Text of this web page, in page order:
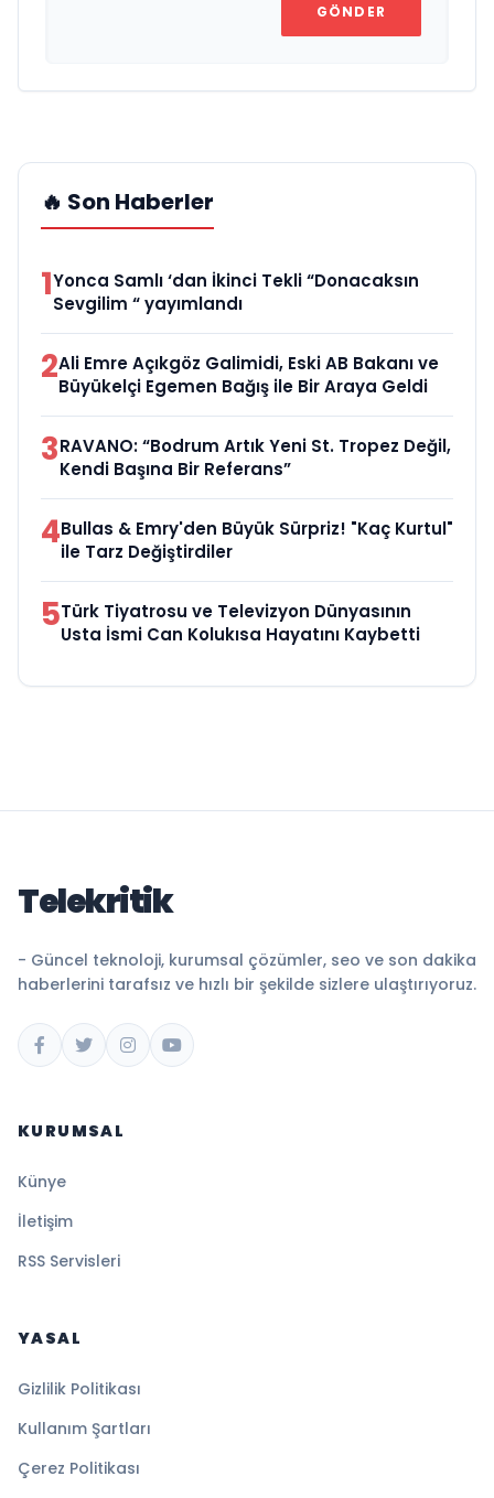
GÖNDER
🔥 Son Haberler
1Yonca Samlı ‘dan İkinci Tekli “Donacaksın
Sevgilim “ yayımlandı
2Ali Emre Açıkgöz Galimidi, Eski AB Bakanı ve
Büyükelçi Egemen Bağış ile Bir Araya Geldi
3RAVANO: “Bodrum Artık Yeni St. Tropez Değil,
Kendi Başına Bir Referans”
4Bullas & Emry'den Büyük Sürpriz! "Kaç Kurtul"
ile Tarz Değiştirdiler
5Türk Tiyatrosu ve Televizyon Dünyasının
Usta İsmi Can Kolukısa Hayatını Kaybetti
Telekritik
- Güncel teknoloji, kurumsal çözümler, seo ve son dakika
haberlerini tarafsız ve hızlı bir şekilde sizlere ulaştırıyoruz.
KURUMSAL
Künye
İletişim
RSS Servisleri
YASAL
Gizlilik Politikası
Kullanım Şartları
Çerez Politikası